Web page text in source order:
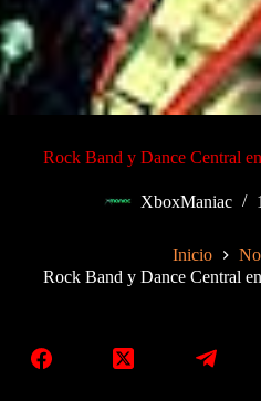
Rock Band y Dance Central
XboxManiac
Inicio
Rock Band y Dance Central